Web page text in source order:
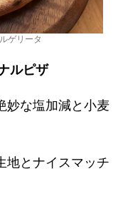
ゲリータ
ルピザ
妙な塩加減と小麦
地とナイスマッチ